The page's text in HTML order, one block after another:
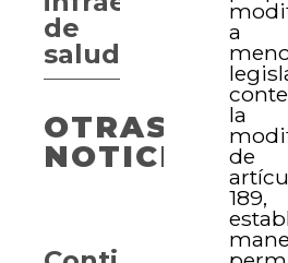
a
la
de
salud
OTRAS
NOTICIAS